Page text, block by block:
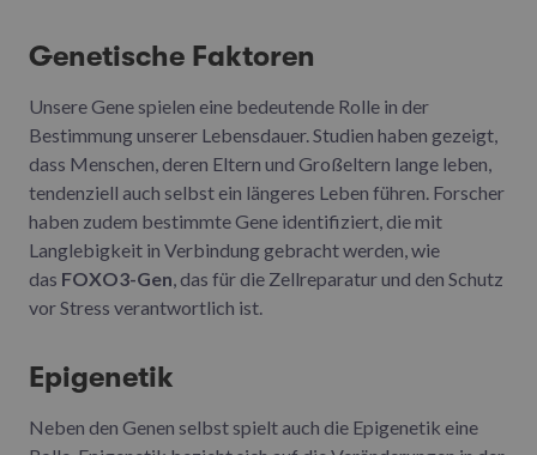
Genetische Faktoren
Unsere Gene spielen eine bedeutende Rolle in der
Bestimmung unserer Lebensdauer. Studien haben gezeigt,
dass Menschen, deren Eltern und Großeltern lange leben,
tendenziell auch selbst ein längeres Leben führen. Forscher
haben zudem bestimmte Gene identifiziert, die mit
Langlebigkeit in Verbindung gebracht werden, wie
das FOXO3-Gen, das für die Zellreparatur und den Schutz
vor Stress verantwortlich ist.
Epigenetik
Neben den Genen selbst spielt auch die Epigenetik eine